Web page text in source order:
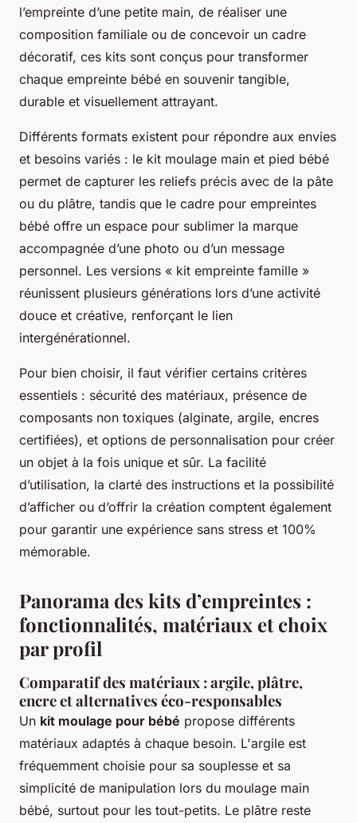
l’empreinte d’une petite main, de réaliser une
composition familiale ou de concevoir un cadre
décoratif, ces kits sont conçus pour transformer
chaque empreinte bébé en souvenir tangible,
durable et visuellement attrayant.
Différents formats existent pour répondre aux envies
et besoins variés : le kit moulage main et pied bébé
permet de capturer les reliefs précis avec de la pâte
ou du plâtre, tandis que le cadre pour empreintes
bébé offre un espace pour sublimer la marque
accompagnée d’une photo ou d’un message
personnel. Les versions « kit empreinte famille »
réunissent plusieurs générations lors d’une activité
douce et créative, renforçant le lien
intergénérationnel.
Pour bien choisir, il faut vérifier certains critères
essentiels : sécurité des matériaux, présence de
composants non toxiques (alginate, argile, encres
certifiées), et options de personnalisation pour créer
un objet à la fois unique et sûr. La facilité
d’utilisation, la clarté des instructions et la possibilité
d’afficher ou d’offrir la création comptent également
pour garantir une expérience sans stress et 100%
mémorable.
Panorama des kits d’empreintes :
fonctionnalités, matériaux et choix
par profil
Comparatif des matériaux : argile, plâtre,
encre et alternatives éco-responsables
Un kit moulage pour bébé propose différents
matériaux adaptés à chaque besoin. L'argile est
fréquemment choisie pour sa souplesse et sa
simplicité de manipulation lors du moulage main
bébé, surtout pour les tout-petits. Le plâtre reste